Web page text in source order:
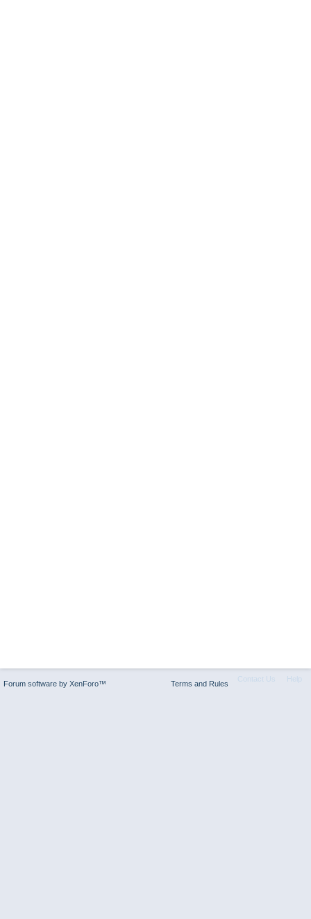
Contact Us Help
Terms and Rules
Forum software by XenForo™